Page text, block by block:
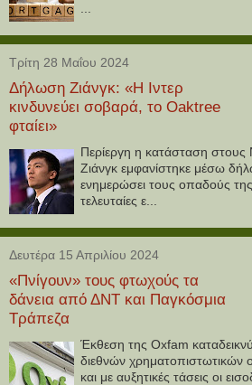
Τρίτη 28 Μαΐου 2024
Δήλωση Ζιάνγκ: «Η Ιντερ
κινδυνεύει σοβαρά, το Oaktree
φταίει»
Περίεργη η κατάσταση στους
Ζιάνγκ εμφανίστηκε μέσω
ενημερώσει τους οπαδούς της
τελευταίες ε...
Δευτέρα 15 Απριλίου 2024
«Πνίγουν» τους φτωχούς τα
δάνεια από ΔΝΤ και Παγκόσμια
Τράπεζα
Έκθεση της Oxfam
διεθνών χρηματοπιστωτικών
και με αυξητικές τάσεις οι